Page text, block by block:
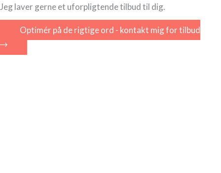
Jeg laver gerne et uforpligtende tilbud til dig.
Optimér på de rigtige ord - kontakt mig for tilbud